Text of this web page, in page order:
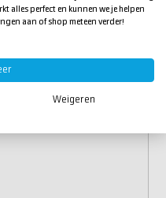
alles perfect en kunnen we je helpen
aan of shop meteen verder!
Weigeren